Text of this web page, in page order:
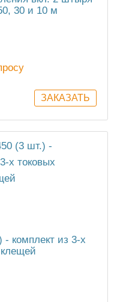
30 и 10 м
комплект из 3-х